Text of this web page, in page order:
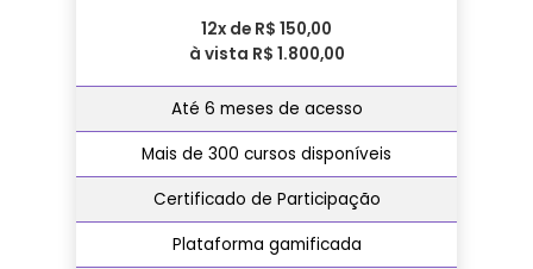
12x de R$ 150,00
à vista R$ 1.800,00
Até 6 meses de acesso
Mais de 300 cursos disponíveis
Certificado de Participação
Plataforma gamificada